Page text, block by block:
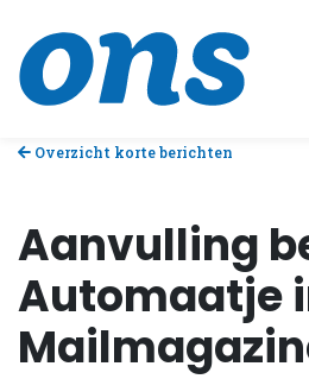
Overzicht korte berichten
Aanvulling
Automaatje